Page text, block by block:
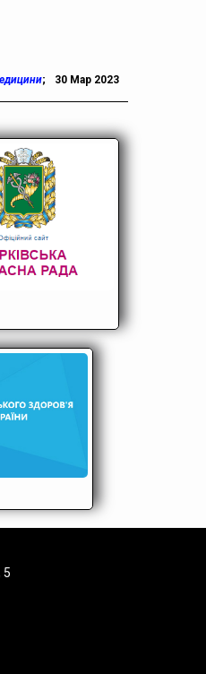
; 30 Мар 2023
5